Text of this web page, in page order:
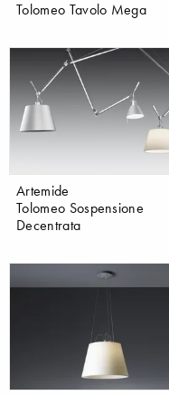
Tolomeo Tavolo Mega
Artemide
Tolomeo Sospensione
Decentrata